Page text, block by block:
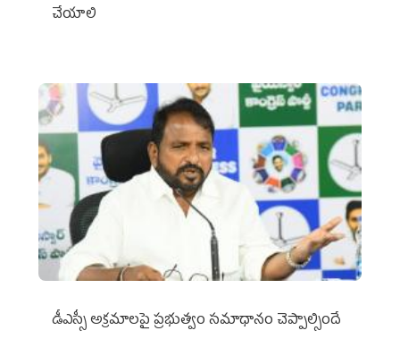
చేయాలి
డీఎస్సీ అక్రమాలపై ప్రభుత్వం సమాధానం చెప్పాల్సిందే